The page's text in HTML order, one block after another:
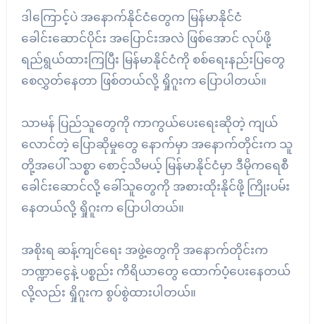
ဒါကြောင့်ပဲ အနောက်နိုင်ငံတွေက မြန်မာနိုင်ငံ
ခေါင်းဆောင်ပိုင်း အပြောင်းအလဲ ဖြစ်အောင် လုပ်ဖို့
ရည်ရွယ်ထားကြပြီး မြန်မာနိုင်ငံကို စစ်ရေးနည်းပြတွေ
စေလွှတ်နေတာ ဖြစ်တယ်လို့ ရှိုဂူးက ပြောပါတယ်။
သာမန် ပြည်သူတွေကို ကာကွယ်ပေးရေးဆိုတဲ့ ကျယ်
လောင်တဲ့ ပြောဆိုမှုတွေ နောက်မှာ အနောက်တိုင်းက သူ
တို့အပေါ် သစ္စာ စောင့်သိမယ့် မြန်မာနိုင်ငံမှာ ဒီမိုကရေစီ
ခေါင်းဆောင်လို့ ခေါ်သူတွေကို အစားထိုးနိုင်ဖို့ ကြိုးပမ်း
နေတယ်လို့ ရှိုဂူးက ပြောပါတယ်။
အစိုးရ ဆန့်ကျင်ရေး အဖွဲ့တွေကို အနောက်တိုင်းက
ဘဏ္ဍာငွေနဲ့ ပစ္စည်း ကိရိယာတွေ ထောက်ပံ့ပေးနေတယ်
လို့လည်း ရှိုဂူးက စွပ်စွဲထားပါတယ်။